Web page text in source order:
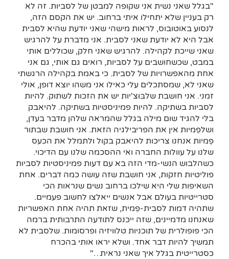
"בגלל שאני נשית אני שקופה למבטן של לסביות. זה לא
רק בעניין שלא יתחילו איתי ברחוב. יש את הקסם הזה,
לנסוע באוטובוס, לראות מישהי שאני יודעת שהיא לסבית
אבל היא לא יודעת שאני לסבית. אני מדברת על להרגיש
שאני שייכת לקהילה. להרגיש שאני חלק, שכוללים אותי
במבט, שכשחושבים על לסביות, רואים גם אותי, גם אני
אחת מהאפשרויות של לסבית. כי באמת בקהילה הרגשתי
שאני לא, שמסתכלים עלי כאילו אני משהו יוצא דופן, אולי
זמני. אני חושבת שלבּוּצ'יות יש את הזכות לשתוק. להיות
לסביות בשתיקה. להיות פמיניסטיות בשתיקה. להיאבק
בלי להגיד שום מילה בגלל שהמראה שלהן מדבר בעדן,
ושלפֵמיות אין את הפריבילגיה הזאת. אני חושבת שבתור
פֵמיות אנחנו צריכות להיאבק בקול ולתמלל את הכעס
שלנו על עוולות החברה ואי ההסכמה שלנו עם הדיכוי.
כשהלבוש הנשי-מדי הזה בא עם דעות פמיניסטיות לסביות
פוליטיות חזקות, אני חושבת שזה עושה כמה דברים. אחת
השאיפות שלי היא שילכו ברחוב נשים שנראות הכי
סטרייטיות בעולם אבל אנשים ייאלצו לחשוב פעמיים.
שתהיה דמות לסבית-פֵמית, שזאת תהיה אחת האפשריות
שאנחנו מדמיינים, שזה ייכנס לתודעה התרבותית ברמה
הכי פופולרית של תוכניות טלוויזיה ופרסומות. שלסבית לא
תמשיך להיות דבר אחד. ושלא יראו אותי בהכרח
כסטרייטית בגלל איך שאני נראית…"